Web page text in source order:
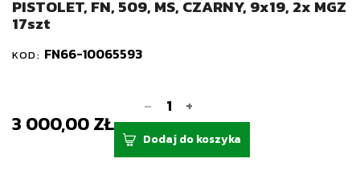
PISTOLET, FN, 509, MS, CZARNY, 9x19, 2x MGZ
17szt
KOD: FN66-10065593
3 000,00 ZŁ
- +
Dodaj do koszyka